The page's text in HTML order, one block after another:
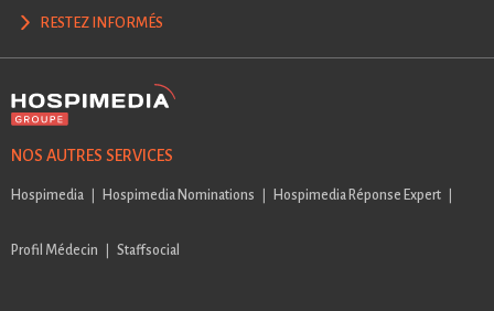
RESTEZ INFORMÉS
NOS AUTRES SERVICES
Hospimedia Hospimedia Nominations Hospimedia Réponse Expert
Profil Médecin Staffsocial